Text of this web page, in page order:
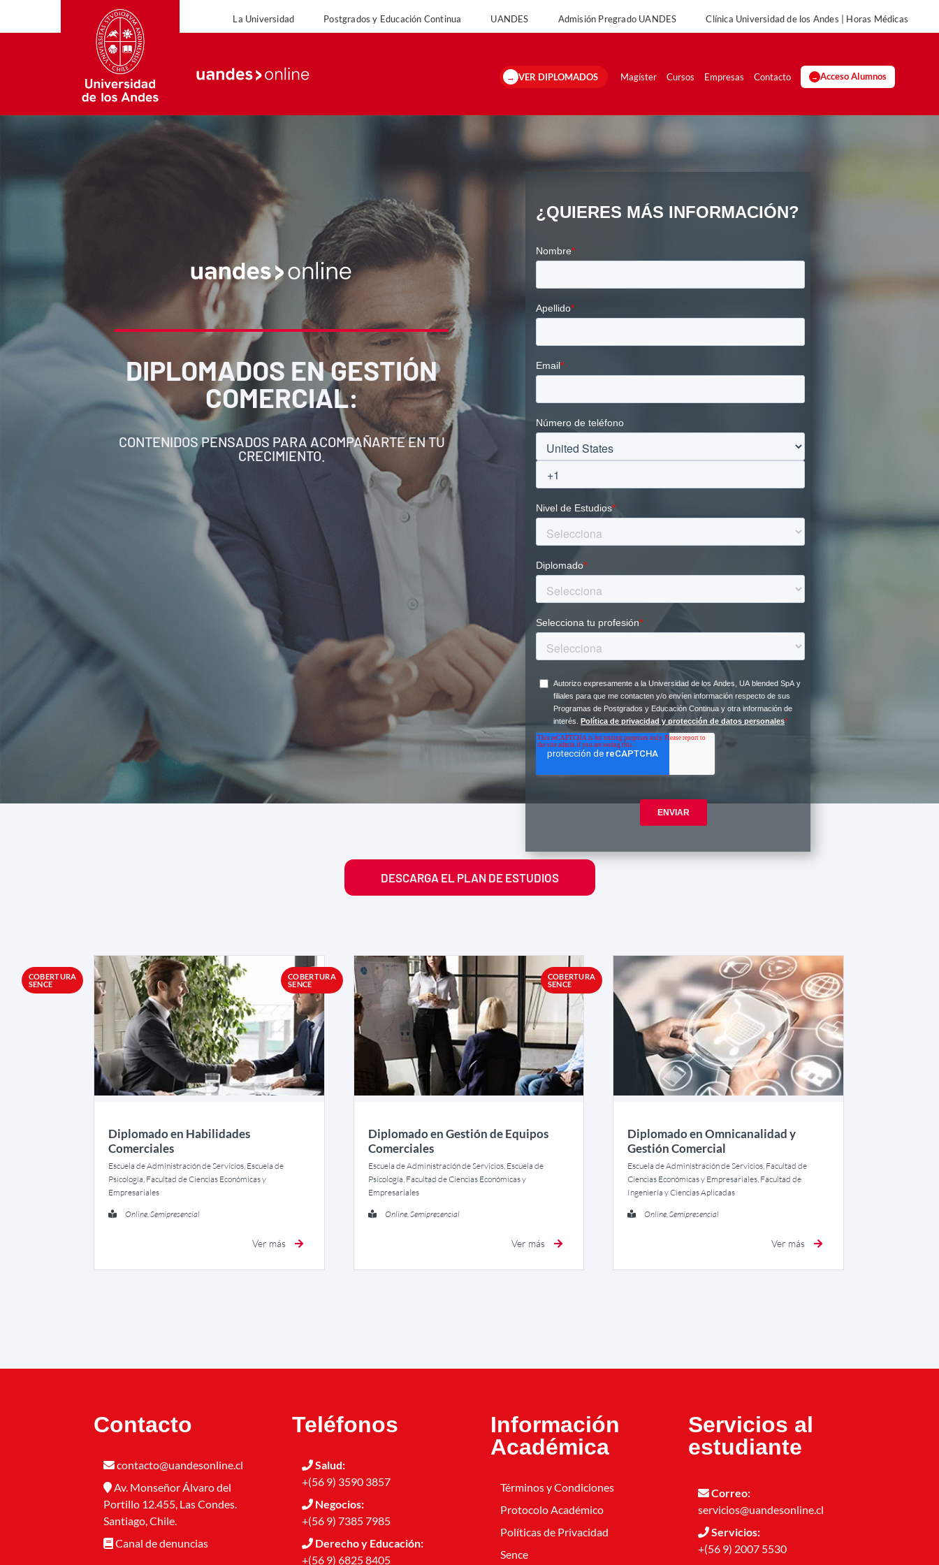
VER DIPLOMADOS Magíster Cursos Empresas Contacto Acceso Alumnos
La Universidad Postgrados y Educación Continua UANDES Admisión Pregrado UANDES Clínica Universidad de los Andes | Horas Médicas
DIPLOMADOS EN GESTIÓN
COMERCIAL:
CONTENIDOS PENSADOS ​​PARA ACOMPAÑARTE EN TU
CRECIMIENTO.
DESCARGA EL PLAN DE ESTUDIOS
COBERTURA
SENCE
Diplomado en Habilidades
Comerciales
Escuela de Administración de Servicios, Escuela de
Psicología, Facultad de Ciencias Económicas y
Empresariales
Online, Semipresencial
Ver más
COBERTURA
SENCE
Diplomado en Gestión de Equipos
Comerciales
Escuela de Administración de Servicios, Escuela de
Psicología, Facultad de Ciencias Económicas y
Empresariales
Online, Semipresencial
Ver más
COBERTURA
SENCE
Diplomado en Omnicanalidad y
Gestión Comercial
Escuela de Administración de Servicios, Facultad de
Ciencias Económicas y Empresariales, Facultad de
Ingeniería y Ciencias Aplicadas
Online, Semipresencial
Ver más
La Universidad Postgrados y Educación Continua UANDES Admisión Pregrado UANDES Clínica Universidad de los Andes | Horas Médicas
Contacto
contacto@uandesonline.cl
Av. Monseñor Álvaro del
Portillo 12.455, Las Condes.
Santiago, Chile.
Canal de denuncias
Teléfonos
Salud:
+(56 9) 3590 3857
Negocios:
+(56 9) 7385 7985
Derecho y Educación:
+(56 9) 6825 8405
Información
Académica
Términos y Condiciones
Protocolo Académico
Políticas de Privacidad
Sence
Servicios al
estudiante
Correo:
servicios@uandesonline.cl
Servicios:
+(56 9) 2007 5530